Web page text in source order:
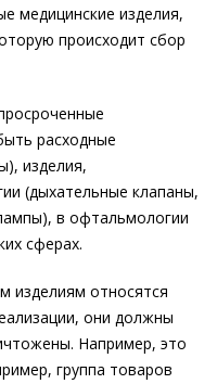
медицинские изделия,
происходит сбор
расходные
изделия,
(дыхательные клапаны,
в офтальмологии
сферах.
изделиям относятся
они должны
Например, это
группа товаров